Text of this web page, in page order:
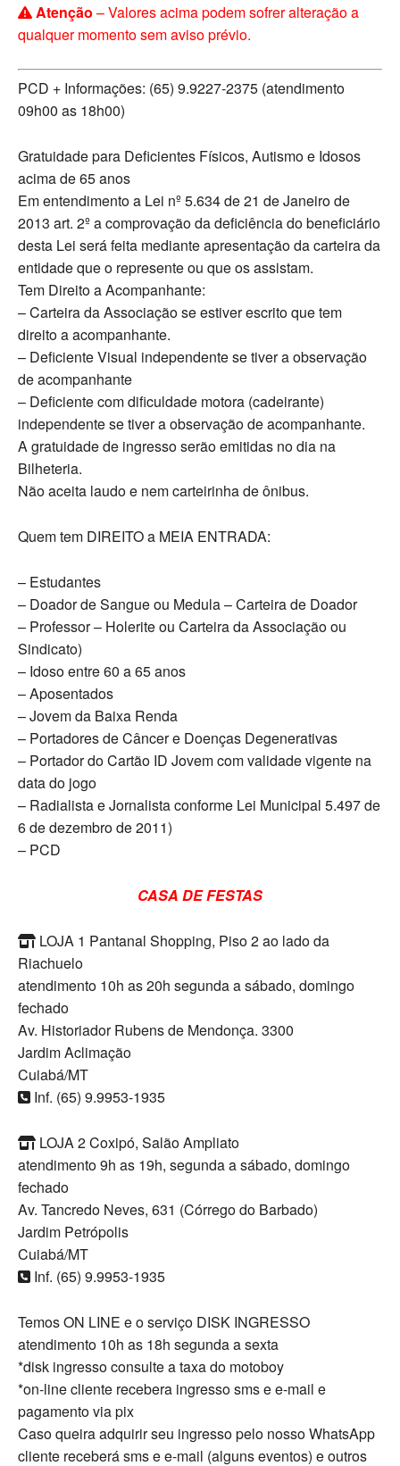
Atenção – Valores acima podem sofrer alteração a
qualquer momento sem aviso prévio.
PCD + Informações: (65) 9.9227-2375 (atendimento
09h00 as 18h00)
Gratuidade para Deficientes Físicos, Autismo e Idosos
acima de 65 anos
Em entendimento a Lei nº 5.634 de 21 de Janeiro de
2013 art. 2º a comprovação da deficiência do beneficiário
desta Lei será feita mediante apresentação da carteira da
entidade que o represente ou que os assistam.
Tem Direito a Acompanhante:
– Carteira da Associação se estiver escrito que tem
direito a acompanhante.
– Deficiente Visual independente se tiver a observação
de acompanhante
– Deficiente com dificuldade motora (cadeirante)
independente se tiver a observação de acompanhante.
A gratuidade de ingresso serão emitidas no dia na
Bilheteria.
Não aceita laudo e nem carteirinha de ônibus.
Quem tem DIREITO a MEIA ENTRADA:
– Estudantes
– Doador de Sangue ou Medula – Carteira de Doador
– Professor – Holerite ou Carteira da Associação ou
Sindicato)
– Idoso entre 60 a 65 anos
– Aposentados
– Jovem da Baixa Renda
– Portadores de Câncer e Doenças Degenerativas
– Portador do Cartão ID Jovem com validade vigente na
data do jogo
– Radialista e Jornalista conforme Lei Municipal 5.497 de
6 de dezembro de 2011)
– PCD
CASA DE FESTAS
LOJA 1 Pantanal Shopping, Piso 2 ao lado da
Riachuelo
atendimento 10h as 20h segunda a sábado, domingo
fechado
Av. Historiador Rubens de Mendonça. 3300
Jardim Aclimação
Cuiabá/MT
Inf. (65) 9.9953-1935
LOJA 2 Coxipó, Salão Ampliato
atendimento 9h as 19h, segunda a sábado, domingo
fechado
Av. Tancredo Neves, 631 (Córrego do Barbado)
Jardim Petrópolis
Cuiabá/MT
Inf. (65) 9.9953-1935
Temos ON LINE e o serviço DISK INGRESSO
atendimento 10h as 18h segunda a sexta
*disk ingresso consulte a taxa do motoboy
*on-line cliente recebera ingresso sms e e-mail e
pagamento via pix
Caso queira adquirir seu ingresso pelo nosso WhatsApp
cliente receberá sms e e-mail (alguns eventos) e outros